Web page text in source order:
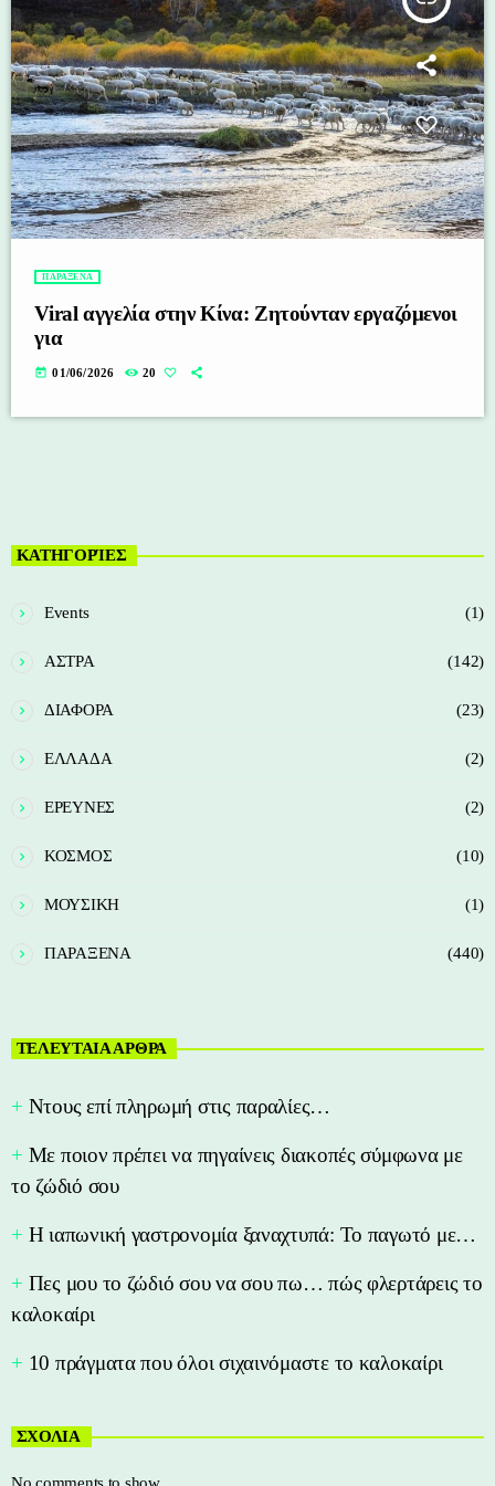
ΠΑΡΑΞΕΝΑ
Viral αγγελία στην Κίνα: Ζητούνταν εργαζόμενοι
για
today 01/06/2026 20
ΚΑΤΗΓΟΡΊΕΣ
Events (1)
ΑΣΤΡΑ (142)
ΔΙΑΦΟΡΑ (23)
ΕΛΛΑΔΑ (2)
ΕΡΕΥΝΕΣ (2)
ΚΟΣΜΟΣ (10)
ΜΟΥΣΙΚΗ (1)
ΠΑΡΑΞΕΝΑ (440)
ΤΕΛΕΥΤΑΙΑ ΑΡΘΡΑ
Nτους επί πληρωμή στις παραλίες…
Με ποιον πρέπει να πηγαίνεις διακοπές σύμφωνα με
το ζώδιό σου
Η ιαπωνική γαστρονομία ξαναχτυπά: Το παγωτό με…
Πες μου το ζώδιό σου να σου πω… πώς φλερτάρεις το
καλοκαίρι
10 πράγματα που όλοι σιχαινόμαστε το καλοκαίρι
ΣΧΟΛΙΑ